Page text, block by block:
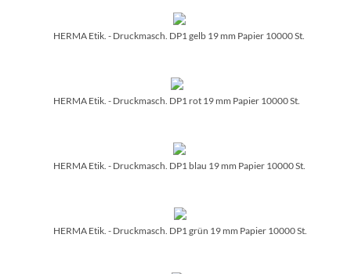
HERMA Etik. - Druckmasch. DP1 gelb 19 mm Papier 10000 St.
HERMA Etik. - Druckmasch. DP1 rot 19 mm Papier 10000 St.
HERMA Etik. - Druckmasch. DP1 blau 19 mm Papier 10000 St.
HERMA Etik. - Druckmasch. DP1 grün 19 mm Papier 10000 St.